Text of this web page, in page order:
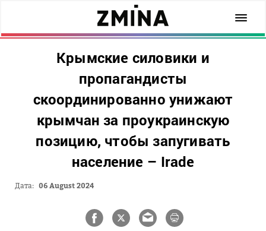
Крымские силовики и
пропагандисты
скоординированно унижают
крымчан за проукраинскую
позицию, чтобы запугивать
население – Irade
Дата: 06 August 2024